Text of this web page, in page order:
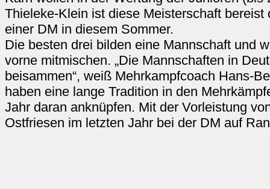
Thieleke-Klein ist diese Meisterschaft bereist
einer DM in diesem Sommer.
Die besten drei bilden eine Mannschaft und
vorne mitmischen. „Die Mannschaften in
beisammen“, weiß Mehrkampfcoach Hans-
haben eine lange Tradition in den
Jahr daran anknüpfen. Mit der Vorleistung
Ostfriesen im letzten Jahr bei der DM auf